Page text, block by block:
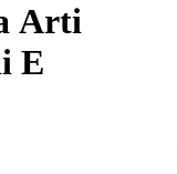
Arti
E